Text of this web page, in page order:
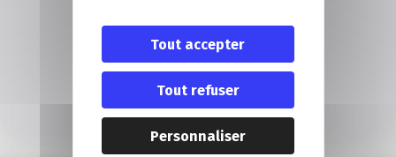
CENTRE DE CONTACTS CLIENTS
Je contacte un conseiller
Je contacte
Tout accepter
Tout refuser
Personnaliser